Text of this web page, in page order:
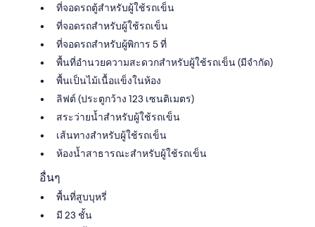
ที่จอดรถตู้สำหรับผู้ใช้รถเข็น
ที่จอดรถสำหรับผู้ใช้รถเข็น
ที่จอดรถสำหรับผู้พิการ 5 ที่
พื้นที่อำนวยความสะดวกสำหรับผู้ใช้รถเข็น (มีจำกัด)
พื้นเป็นไม้เนื้อแข็งในห้อง
ลิฟต์ (ประตูกว้าง 123 เซนติเมตร)
สระว่ายน้ำสำหรับผู้ใช้รถเข็น
เส้นทางสำหรับผู้ใช้รถเข็น
ห้องน้ำสาธารณะสำหรับผู้ใช้รถเข็น
อื่นๆ
พื้นที่สูบบุหรี่
มี 23 ชั้น